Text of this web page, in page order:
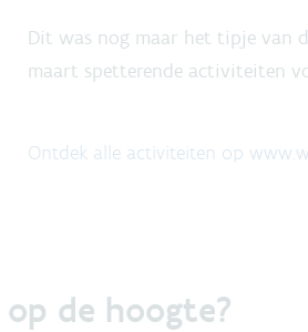
Dit was nog maar het tipje van
maart spetterende activiteiten
Ontdek alle activiteiten op
de hoogte?